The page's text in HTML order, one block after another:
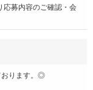
応募内容のご確認・会
おります。◎